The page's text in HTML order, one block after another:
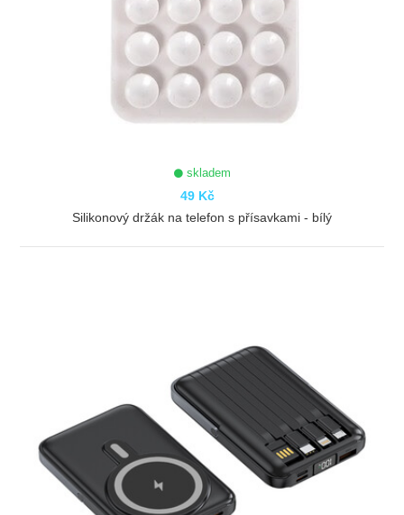
skladem
49 Kč
Silikonový držák na telefon s přísavkami - bílý